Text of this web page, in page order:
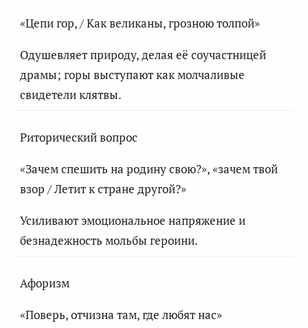
«Цепи гор, / Как великаны, грозною толпой»
Одушевляет природу, делая её соучастницей
драмы; горы выступают как молчаливые
свидетели клятвы.
Риторический вопрос
«Зачем спешить на родину свою?», «зачем твой
взор / Летит к стране другой?»
Усиливают эмоциональное напряжение и
безнадежность мольбы героини.
Афоризм
«Поверь, отчизна там, где любят нас»